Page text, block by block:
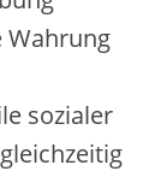
Wahrung
sozialer